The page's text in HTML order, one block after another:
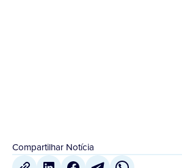
Compartilhar Notícia